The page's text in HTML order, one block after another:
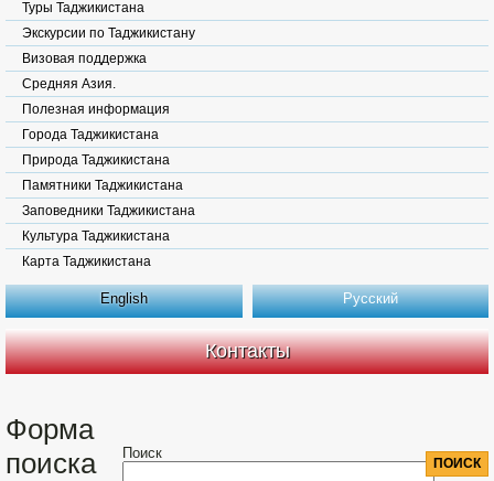
Туры Таджикистана
Экскурсии по Таджикистану
Визовая поддержка
Средняя Азия.
Полезная информация
Города Таджикистана
Природа Таджикистана
Памятники Таджикистана
Заповедники Таджикистана
Культура Таджикистана
Карта Таджикистана
English Русский
Контакты
Форма
поиска
Поиск